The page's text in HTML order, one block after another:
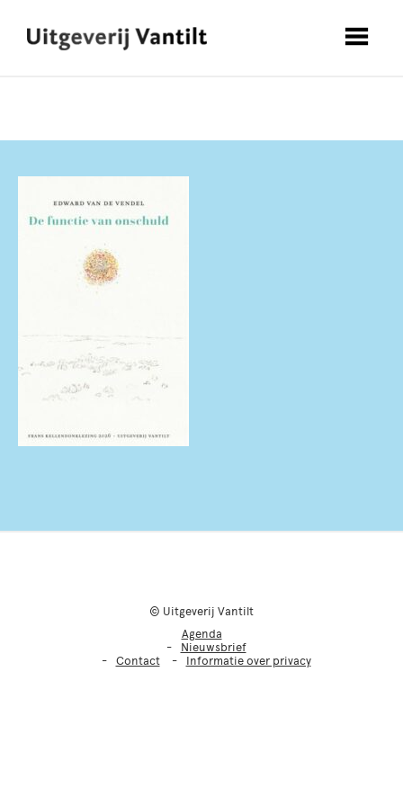
© Uitgeverij Vantilt
Agenda
Nieuwsbrief
Contact
Informatie over privacy